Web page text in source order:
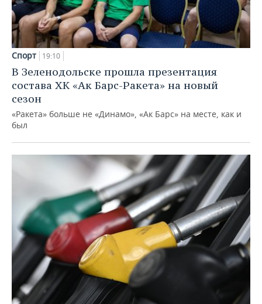
Спорт 19:10
В Зеленодольске прошла презентация
состава ХК «Ак Барс-Ракета» на новый
сезон
«Ракета» больше не «Динамо», «Ак Барс» на месте, как и
был